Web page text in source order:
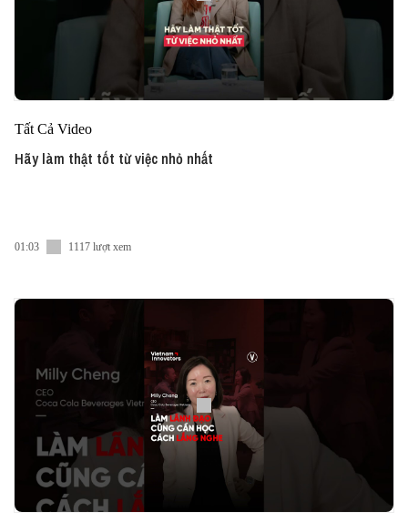
Tất Cả Video
Hãy làm thật tốt từ việc nhỏ nhất
01:03 1117 lượt xem